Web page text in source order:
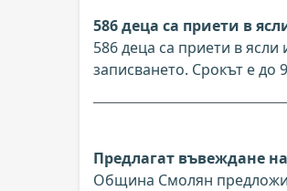
586 деца са приети в
586 деца са приети в
записването. Срокът е до
Предлагат въвеждане
Община Смолян предложи